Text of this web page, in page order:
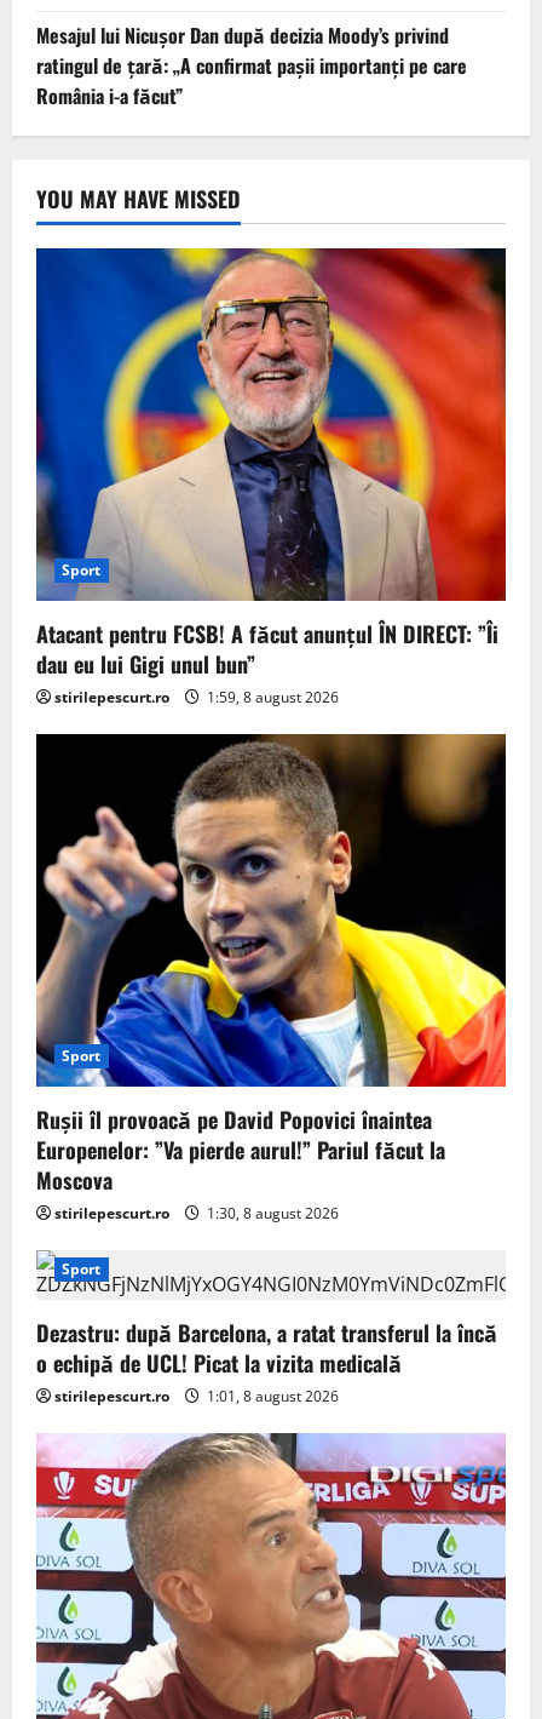
Mesajul lui Nicușor Dan după decizia Moody’s privind
ratingul de țară: „A confirmat pașii importanți pe care
România i-a făcut”
YOU MAY HAVE MISSED
Sport
Atacant pentru FCSB! A făcut anunțul ÎN DIRECT: ”Îi
dau eu lui Gigi unul bun”
stirilepescurt.ro 1:59, 8 august 2026
Sport
Rușii îl provoacă pe David Popovici înaintea
Europenelor: ”Va pierde aurul!” Pariul făcut la
Moscova
stirilepescurt.ro 1:30, 8 august 2026
Sport
Dezastru: după Barcelona, a ratat transferul la încă
o echipă de UCL! Picat la vizita medicală
stirilepescurt.ro 1:01, 8 august 2026